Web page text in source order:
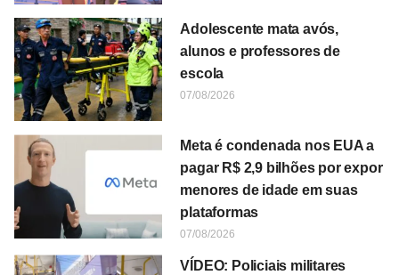
Adolescente mata avós,
alunos e professores de
escola
07/08/2026
Meta é condenada nos EUA a
pagar R$ 2,9 bilhões por expor
menores de idade em suas
plataformas
07/08/2026
VÍDEO: Policiais militares